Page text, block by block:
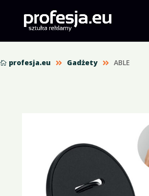
 profesja.eu  Gadżety  ABLE